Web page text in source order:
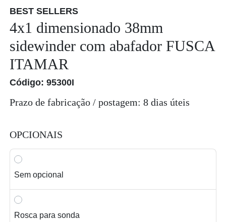
BEST SELLERS
4x1 dimensionado 38mm
sidewinder com abafador FUSCA
ITAMAR
Código: 95300I
Prazo de fabricação / postagem: 8 dias úteis
OPCIONAIS
Sem opcional
Rosca para sonda